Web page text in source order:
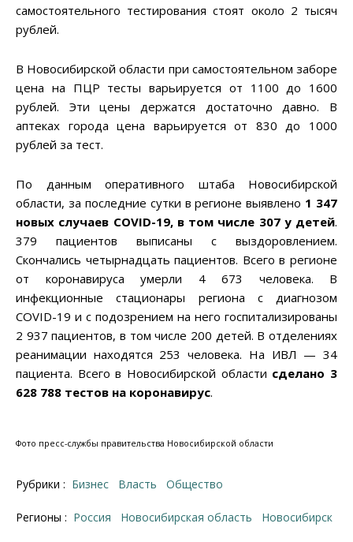
самостоятельного тестирования стоят около 2 тысяч
рублей.
В Новосибирской области при самостоятельном заборе
цена на ПЦР тесты варьируется от 1100 до 1600
рублей. Эти цены держатся достаточно давно. В
аптеках города цена варьируется от 830 до 1000
рублей за тест.
По данным оперативного штаба Новосибирской
области, за последние сутки в регионе выявлено 1 347
новых случаев COVID-19, в том числе 307 у детей.
379 пациентов выписаны с выздоровлением.
Скончались четырнадцать пациентов. Всего в регионе
от коронавируса умерли 4 673 человека. В
инфекционные стационары региона с диагнозом
COVID-19 и с подозрением на него госпитализированы
2 937 пациентов, в том числе 200 детей. В отделениях
реанимации находятся 253 человека. На ИВЛ — 34
пациента. Всего в Новосибирской области сделано 3
628 788 тестов на коронавирус.
Фото пресс-службы правительства Новосибирской области
Рубрики : Бизнес Власть Общество
Регионы : Россия Новосибирская область Новосибирск